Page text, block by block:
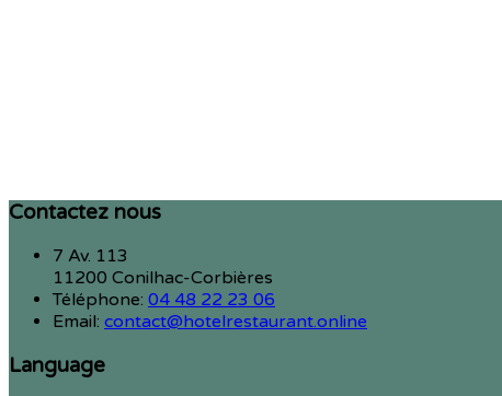
Contactez nous
7 Av. 113
11200 Conilhac-Corbières
Téléphone: 04 48 22 23 06
Email: contact@hotelrestaurant.online
Language